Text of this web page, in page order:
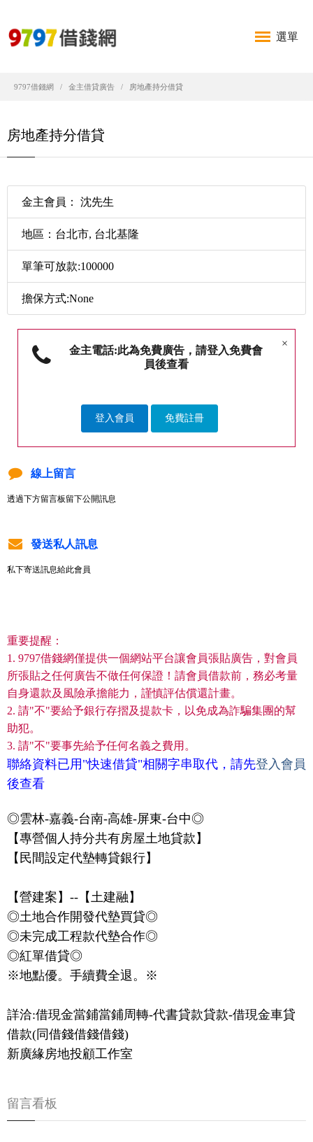
選單
9797借錢網 金主借貸廣告 房地產持分借貸
房地產持分借貸
金主會員： 沈先生
地區：台北市, 台北基隆
單筆可放款:100000
擔保方式:None
×
金主電話:此為免費廣告，請登入免費會
員後查看
登入會員 免費註冊
線上留言
透過下方留言板留下公開訊息
發送私人訊息
私下寄送訊息給此會員
重要提醒：
1. 9797借錢網僅提供一個網站平台讓會員張貼廣告，對會員
所張貼之任何廣告不做任何保證！請會員借款前，務必考量
自身還款及風險承擔能力，謹慎評估償還計畫。
2. 請"不"要給予銀行存摺及提款卡，以免成為詐騙集團的幫
助犯。
3. 請"不"要事先給予任何名義之費用。
聯絡資料已用"快速借貸"相關字串取代，請先登入會員
後查看
◎雲林-嘉義-台南-高雄-屏東-台中◎
【專營個人持分共有房屋土地貸款】
【民間設定代墊轉貸銀行】
【營建案】--【土建融】
◎土地合作開發代墊買貸◎
◎未完成工程款代墊合作◎
◎紅單借貸◎
※地點優。手續費全退。※
詳洽:借現金當鋪當鋪周轉-代書貸款貸款-借現金車貸
借款(同借錢借錢借錢)
新廣緣房地投顧工作室
留言看板